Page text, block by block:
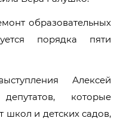
образовательных
порядка пяти
Алексей
которые
школ и детских садов,